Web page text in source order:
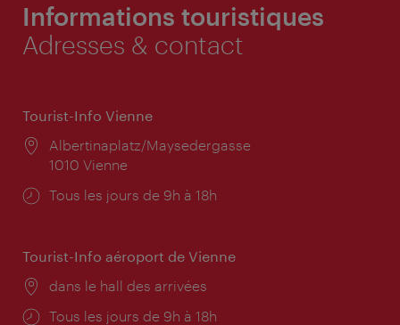
Informations touristiques
Adresses & contact
Tourist-Info Vienne
Lieu:
Albertinaplatz/Maysedergasse
1010 Vienne
Horaires
Tous les jours de 9h à 18h
Tourist-Info aéroport de Vienne
Lieu:
dans le hall des arrivées
Horaires
Tous les jours de 9h à 18h